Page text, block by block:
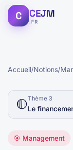
C CEJM
.FR
Accueil/Notions/
🟡Thème 3
Le
🎯 Management